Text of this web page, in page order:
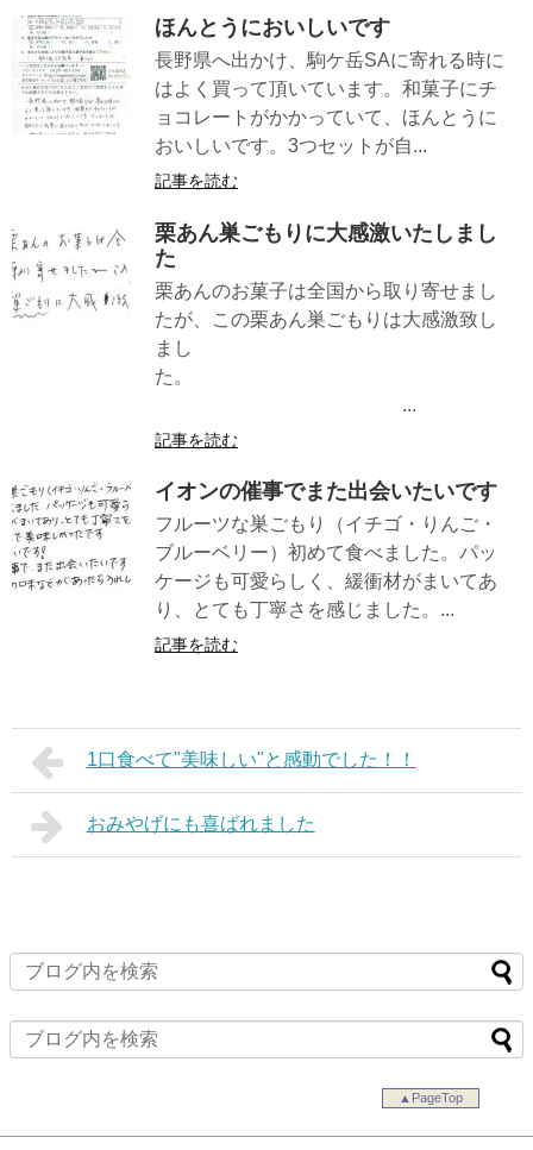
ほんとうにおいしいです
長野県へ出かけ、駒ケ岳SAに寄れる時に
はよく買って頂いています。和菓子にチ
ョコレートがかかっていて、ほんとうに
おいしいです。3つセットが自...
記事を読む
栗あん巣ごもりに大感激いたしまし
た
栗あんのお菓子は全国から取り寄せまし
たが、この栗あん巣ごもりは大感激致し
まし
た。
...
記事を読む
イオンの催事でまた出会いたいです
フルーツな巣ごもり（イチゴ・りんご・
ブルーベリー）初めて食べました。パッ
ケージも可愛らしく、緩衝材がまいてあ
り、とても丁寧さを感じました。...
記事を読む
1口食べて"美味しい"と感動でした！！
おみやげにも喜ばれました
▲PageTop